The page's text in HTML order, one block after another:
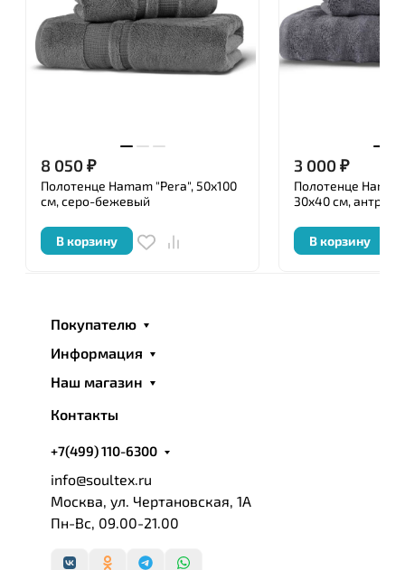
8 050₽
Полотенце Hamam "Pera", 50x100
см, серо-бежевый
В корзину
3 000₽
Полотенце
30x40 см,
В корзину
Покупателю
Информация
Наш магазин
Контакты
+7(499) 110-6300
info@soultex.ru
Москва, ул. Чертановская, 1А
Пн-Вс, 09.00-21.00